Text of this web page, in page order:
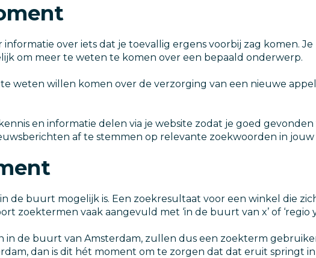
over iets dat je toevallig ergens voorbij zag komen.
om meer te weten te komen over een bepaald onderwerp.
weten willen komen over de verzorging van een nieuwe
en informatie delen via je website zodat je goed
af te stemmen op relevante zoekwoorden in jouw
de buurt mogelijk is. Een zoekresultaat voor een winkel die
zoektermen vaak aangevuld met ‘in de buurt van x’ of ‘regio
de buurt van Amsterdam, zullen dus een zoekterm
dan is dit hét moment om te zorgen dat dat eruit springt